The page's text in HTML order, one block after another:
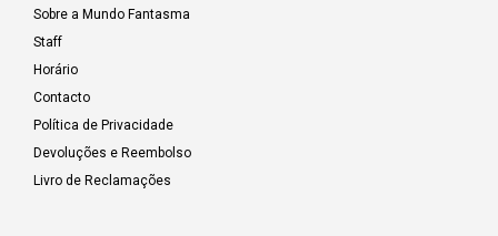
Sobre a Mundo Fantasma
Staff
Horário
Contacto
Política de Privacidade
Devoluções e Reembolso
Livro de Reclamações